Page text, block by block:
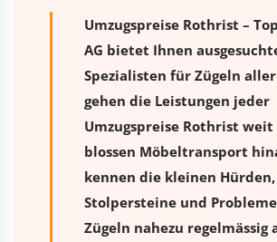
Umzugspreise Rothrist –
AG bietet Ihnen
Spezialisten für Zügeln
gehen die Leistungen jeder
Umzugspreise Rothrist
blossen Möbeltransport
kennen die kleinen Hürden,
Stolpersteine und
Zügeln nahezu